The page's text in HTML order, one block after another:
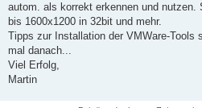
autom. als korrekt erkennen und nutzen.
bis 1600x1200 in 32bit und mehr.
Tipps zur Installation der VMWare-Tools
mal danach...
Viel Erfolg,
Martin